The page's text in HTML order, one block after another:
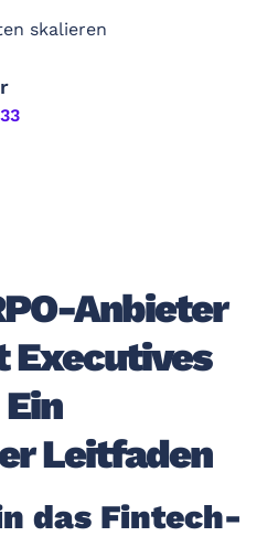
skalieren
Anbieter
Executives
Leitfaden
das Fintech-